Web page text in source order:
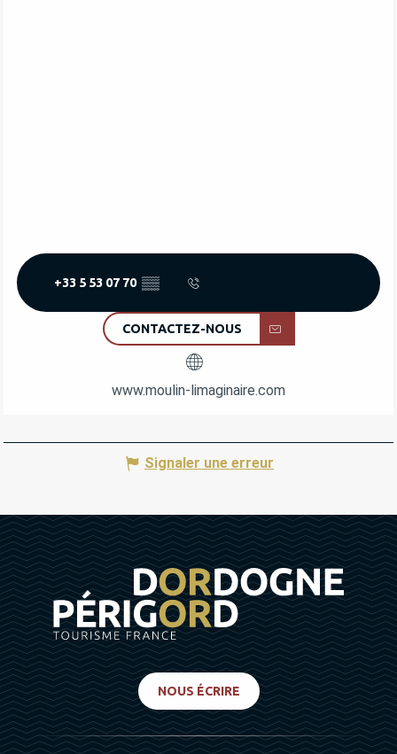
+33 5 53 07 70 ▒▒
CONTACTEZ-NOUS
www.moulin-limaginaire.com
Signaler une erreur
NOUS ÉCRIRE